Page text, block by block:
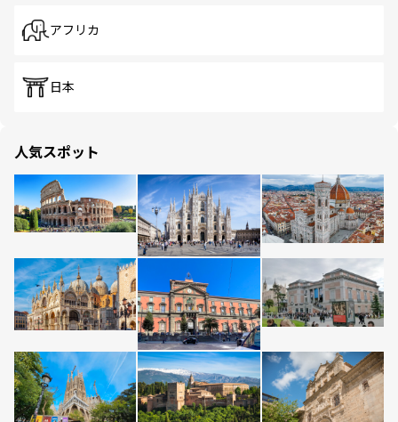
アフリカ
日本
人気スポット